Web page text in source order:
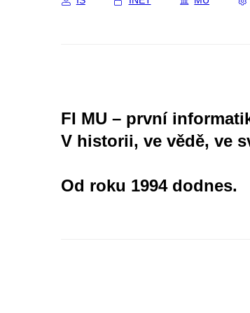
FI MU – první
V historii, ve vědě, ve
Od roku 1994 dodnes.